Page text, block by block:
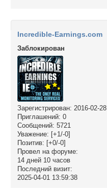
Incredible-Earnings.com
Заблокирован
Зарегистрирован: 2016-02-28
Приглашений: 0
Сообщений: 5721
Уважение: [+1/-0]
Позитив: [+0/-0]
Провел на форуме:
14 дней 10 часов
Последний визит:
2025-04-01 13:59:38